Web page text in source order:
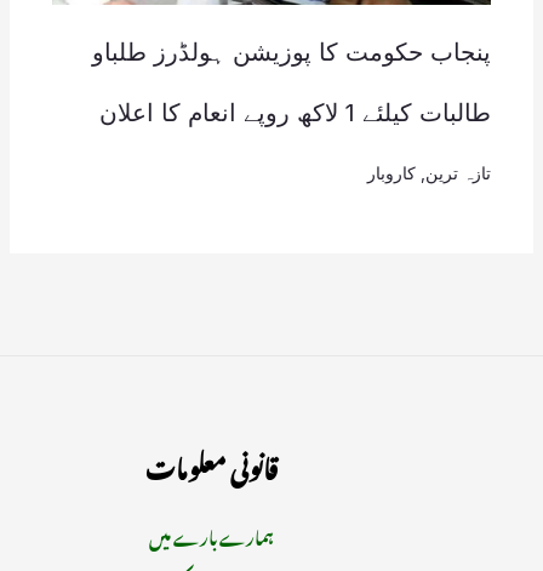
پنجاب حکومت کا پوزیشن ہولڈرز طلباو
طالبات کیلئے 1 لاکھ روپے انعام کا اعلان
تازہ ترین کاروبار
قانونی معلومات
ہمارے بارے میں